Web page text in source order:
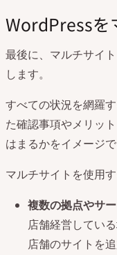
WordPressを
最後に、マルチサイ
します。
すべての状況を網羅
た確認事項やメリッ
はまるかをイメージで
マルチサイトを使用
複数の拠点やサ
店舗経営してい
店舗のサイトを